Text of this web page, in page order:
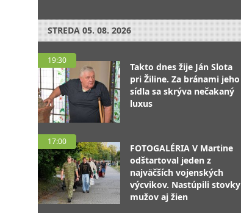
STREDA 05. 08. 2026
19:30
Takto dnes žije Ján Slota
pri Žiline. Za bránami jeho
sídla sa skrýva nečakaný
luxus
17:00
FOTOGALÉRIA V Martine
odštartoval jeden z
najväčších vojenských
výcvikov. Nastúpili stovky
mužov aj žien